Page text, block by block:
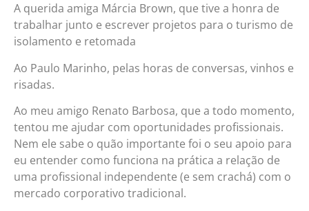
A querida amiga Márcia Brown, que tive a honra de
trabalhar junto e escrever projetos para o turismo de
isolamento e retomada
Ao Paulo Marinho, pelas horas de conversas, vinhos e
risadas.
Ao meu amigo Renato Barbosa, que a todo momento,
tentou me ajudar com oportunidades profissionais.
Nem ele sabe o quão importante foi o seu apoio para
eu entender como funciona na prática a relação de
uma profissional independente (e sem crachá) com o
mercado corporativo tradicional.